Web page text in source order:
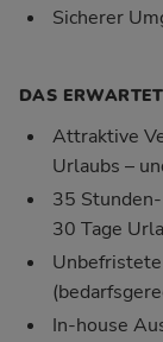
Sicherer
DAS
Attraktive
Urlaubs –
35
30 Tage
In-house